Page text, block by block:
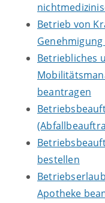
Betrieb von
Betriebliches
beantragen
bestellen
Apotheke